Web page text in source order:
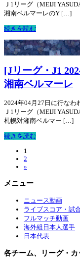
Ｊ1リーグ（MEIJI
湘南ベルマーレのY […]
続きを読む
[Jリーグ・J1
湘南ベルマーレ
2024年04月27日に行なわ
Ｊ1リーグ（MEIJI
札幌対湘南ベルマー […]
続きを読む
1
2
»
メニュー
ニュース動画
ライブスコア・試
フルマッチ動画
海外組日本人選手
日本代表
各チーム、リーグ・カ